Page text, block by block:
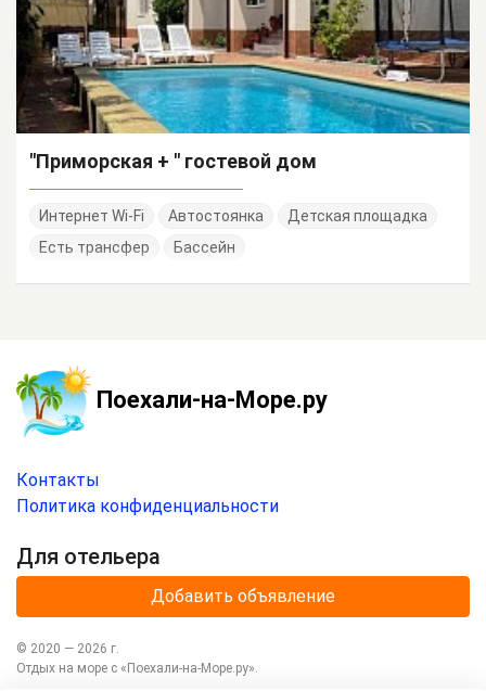
"Приморская + " гостевой дом
Интернет Wi-Fi Автостоянка
Детская площадка
Есть трансфер
Бассейн
Поехали-на-Море.ру
Контакты
Политика конфиденциальности
Для отельера
Добавить объявление
© 2020 — 2026 г.
Отдых на море с «Поехали-на-Море.ру».